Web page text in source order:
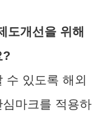
도개선을 위해
?
수 있도록 해외
마크를 적용하